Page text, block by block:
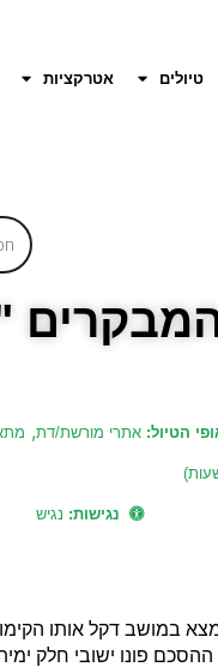
טיולים אטרקציות
הטיול:אתרי מורשת/דת,
נגישות: נגיש
פונו ישובי חלק